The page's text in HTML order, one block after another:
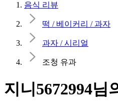
음식 리뷰
떡 / 베이커리 / 과자
과자 / 시리얼
조청 유과
지니5672994님